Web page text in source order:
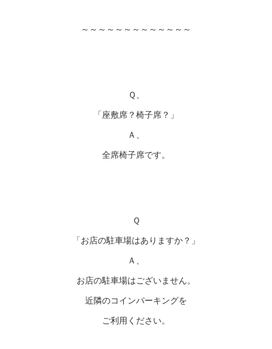
～～～～～～～～～～～～～
Ｑ、
「座敷席？椅子席？」
Ａ、
全席椅子席です。
Ｑ
「お店の駐車場はありますか？」
Ａ、
お店の駐車場はございません。
近隣のコインパーキングを
ご利用ください。